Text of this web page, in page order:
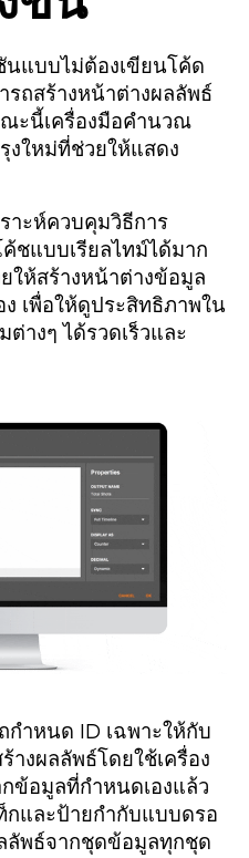
แบบไม่ต้องเขียนโค้ด
ถสร้างหน้าต่างผลลัพธ์
ะนี้เครื่องมือคำนวณ
งใหม่ที่ช่วยให้แสดง
าะห์ควบคุมวิธีการ
ชแบบเรียลไทม์ได้มาก
ให้สร้างหน้าต่างข้อมูล
เพื่อให้ดูประสิทธิภาพใน
างๆ ได้รวดเร็วและ
กำหนด ID เฉพาะให้กับ
างผลลัพธ์โดยใช้เครื่อง
ข้อมูลที่กำหนดเองแล้ว
กและป้ายกำกับแบบดรอ
ลัพธ์จากชุดข้อมูลทุกชุด